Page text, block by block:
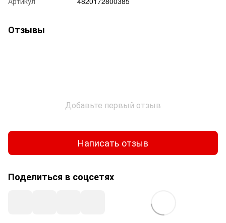
Отзывы
Добавьте первый отзыв
Написать отзыв
Поделиться в соцсетях